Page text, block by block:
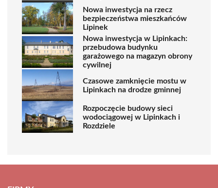
Nowa inwestycja na rzecz
bezpieczeństwa mieszkańców
Lipinek
Nowa inwestycja w Lipinkach:
przebudowa budynku
garażowego na magazyn obrony
cywilnej
Czasowe zamknięcie mostu w
Lipinkach na drodze gminnej
Rozpoczęcie budowy sieci
wodociągowej w Lipinkach i
Rozdziele